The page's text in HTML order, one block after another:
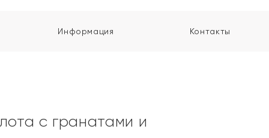
Информация Контакты
с гранатами и